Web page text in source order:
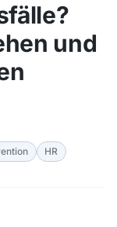
und
HR